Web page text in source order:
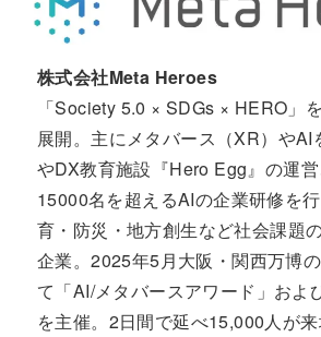
株式会社Meta Heroes
「Society 5.0 × SDGs × HERO」
展開。主にメタバース（XR）やAI
やDX教育施設『Hero Egg』の運
15000名を超えるAIの企業研修を
育・防災・地方創生など社会課題
企業。2025年5月大阪・関西万博
て「AI/メタバースアワード」およ
を主催。2日間で延べ15,000人が